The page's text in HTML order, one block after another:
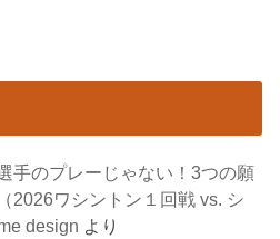
手のプレーじゃない！3つの願
2026ワシントン１回戦 vs. シ
design より